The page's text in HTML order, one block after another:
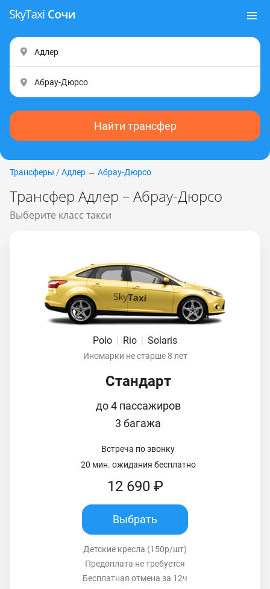
Найти трансфер
Трансферы / Адлер → Абрау-Дюрсо
Трансфер Адлер – Абрау-Дюрсо
Выберите класс такси
Polo | Rio | Solaris
Иномарки не старше 8 лет
Стандарт
до 4 пассажиров
3 багажа
Встреча по звонку
20 мин. ожидания бесплатно
12 690 ₽
Выбрать
Детские кресла (150р/шт)
Предоплата не требуется
Бесплатная отмена за 12ч